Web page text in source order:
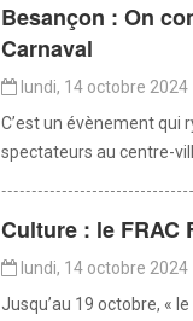
Besançon : On
Carnaval
lundi, 14 octobre 2024
C’est un évènement qui
spectateurs au centre-
Culture : le FRAC
lundi, 14 octobre 2024
Jusqu’au 19 octobre, «